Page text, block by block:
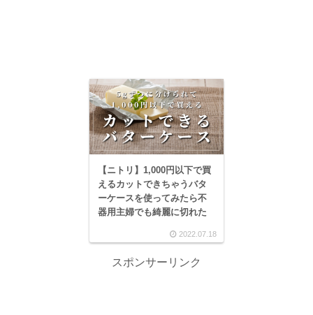
【ニトリ】1,000円以下で買
えるカットできちゃうバタ
ーケースを使ってみたら不
器用主婦でも綺麗に切れた
2022.07.18
スポンサーリンク